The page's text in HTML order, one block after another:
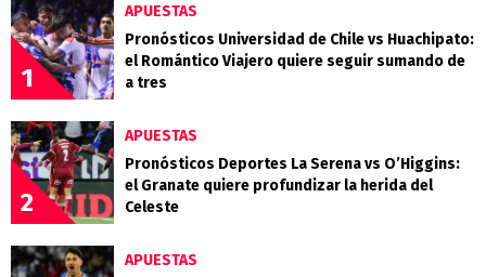
1
APUESTAS
Pronósticos Universidad de Chile vs Huachipato:
el Romántico Viajero quiere seguir sumando de
a tres
2
APUESTAS
Pronósticos Deportes La Serena vs O’Higgins:
el Granate quiere profundizar la herida del
Celeste
APUESTAS